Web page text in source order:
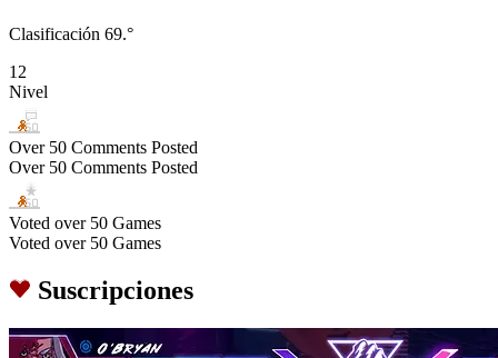
Clasificación 69.°
12
Nivel
Over 50 Comments Posted
Over 50 Comments Posted
Voted over 50 Games
Voted over 50 Games
Suscripciones